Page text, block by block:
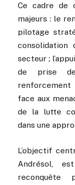
Ce cadre de
majeurs : le
pilotage
secteur ;
de prise
renforcement
face aux
de la lutte
dans une
L’objectif
Andrésol,
reconquête